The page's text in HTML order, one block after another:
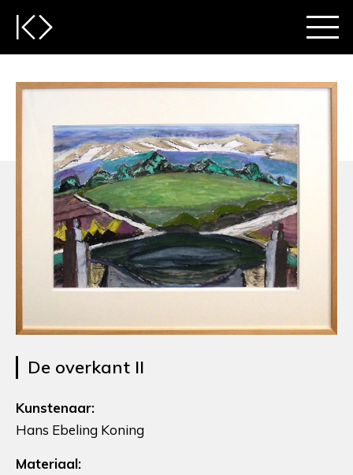
De overkant II
Kunstenaar:
Hans Ebeling Koning
Materiaal: